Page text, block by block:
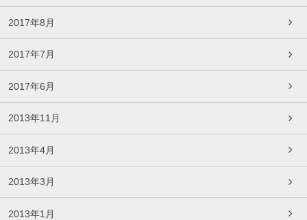
2017年8月
2017年7月
2017年6月
2013年11月
2013年4月
2013年3月
2013年1月